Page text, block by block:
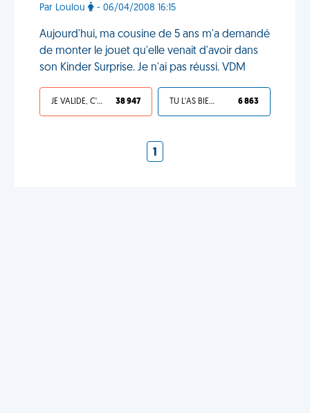
Par Loulou - 06/04/2008 16:15
Aujourd'hui, ma cousine de 5 ans m'a demandé
de monter le jouet qu'elle venait d'avoir dans
son Kinder Surprise. Je n'ai pas réussi. VDM
JE VALIDE, C'EST UNE VDM 38 947 TU L'AS BIEN MÉRITÉ 6 863
1